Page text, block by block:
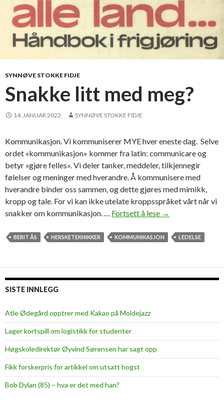
SYNNØVE STOKKE FIDJE
Snakke litt med meg?
14. JANUAR 2022 SYNNØVE STOKKE FIDJE
Kommunikasjon. Vi kommuniserer MYE hver eneste dag. Selve
ordet «kommunikasjon» kommer fra latin: communicare og
betyr «gjøre felles». Vi deler tanker, meddeler, tilkjennegir
følelser og meninger med hverandre. Å kommunisere med
hverandre binder oss sammen, og dette gjøres med mimikk,
kropp og tale. For vi kan ikke utelate kroppsspråket vårt når vi
snakker om kommunikasjon. … Fortsett å lese S
a
t
d
→
BERIT ÅS HERSKETEKNIKKER KOMMUNIKASJON LEDELSE
SISTE INNLEGG
Atle Ødegård opptrer med Kakao på Moldejazz
Lager kortspill om logistikk for studenter
Høgskoledirektør Øyvind Sørensen har sagt opp
Fikk forskerpris for artikkel om utsatt hogst
Bob Dylan (85) – hva er det med han?